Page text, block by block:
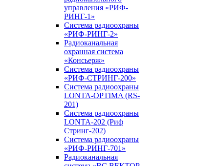
управления «РИФ-
РИНГ-1»
Система радиоохраны
«РИФ-РИНГ-2»
Радиоканальная
охранная система
«Консьерж»
Система радиоохраны
«РИФ-СТРИНГ-200»
Система радиоохраны
LONTA-OPTIMA (RS-
201)
Система радиоохраны
LONTA-202 (Риф
Стринг-202)
Система радиоохраны
«РИФ-РИНГ-701»
Радиоканальная